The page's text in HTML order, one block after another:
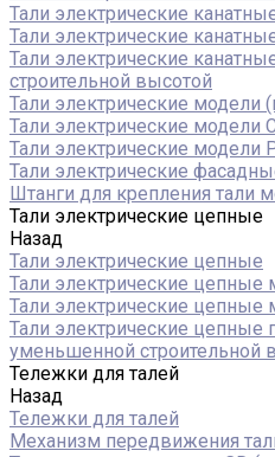
Тали электрические
Тали электрические
Тали электрические
строительной высотой
Тали электрические модели
Тали электрические модели
Тали электрические модели
Тали электрические
Штанги для крепления тали
Тали электрические цепные
Назад
Тали электрические цепные
Тали электрические цепные
Тали электрические цепные
Тали электрические
уменьшенной строительной
Тележки для талей
Назад
Тележки для талей
Механизм передвижения